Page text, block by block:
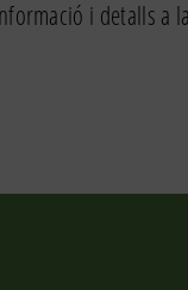
i detalls a